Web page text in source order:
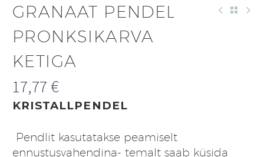
GRANAAT PENDEL
PRONKSIKARVA
KETIGA
17,77 €
KRISTALLPENDEL
Pendlit kasutatakse peamiselt
ennustusvahendina- temalt saab küsida